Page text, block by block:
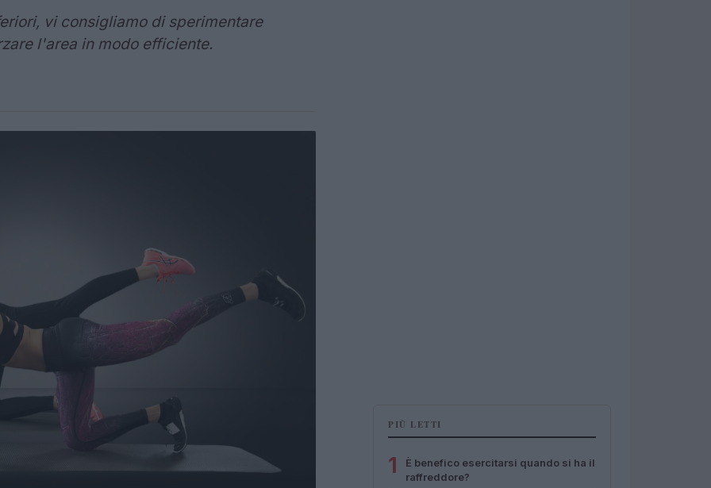
vi consigliamo di sperimentare
l'area in modo efficiente.
PIÙ LETTI
1
È benefico esercitarsi quando si ha il
raffreddore?